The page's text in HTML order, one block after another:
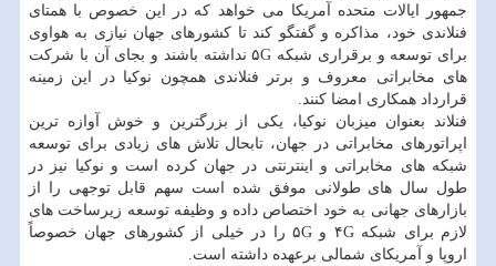
جمهور ایالات متحده آمریكا می خواهد كه در این خصوص با همتای
فنلاندی خود، مذاكره و گفتگو كند تا كشورهای جهان نیازی به هواوی
برای توسعه و برقراری شبكه ۵G نداشته باشند و بجای آن با شركت
های مخابراتی معروف و برتر فنلاندی همچون نوكیا در این زمینه
قرارداد همكاری امضا كنند.
فنلاند بعنوان میزبان نوكیا، یكی از بزرگترین و خوش آوازه ترین
اپراتورهای مخابراتی در جهان، تابحال تلاش های زیادی برای توسعه
شبكه های مخابراتی و اینترنتی در جهان كرده است و نوكیا نیز در
طول سال های طولانی موفق شده است سهم قابل توجهی را از
بازارهای جهانی به خود اختصاص داده و وظیفه توسعه زیرساخت های
لازم برای شبكه ۴G و ۵G را در خیلی از كشورهای جهان خصوصاً
اروپا و آمریكای شمالی برعهده داشته است.